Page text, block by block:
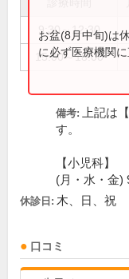
9:30～12:30
15:00～18:00
お盆(8月中旬)は
に必ず医療機関に
備考:
上記は
す。
【小児科】
(月・水・金)
休診日: 木、日、祝
口コミ